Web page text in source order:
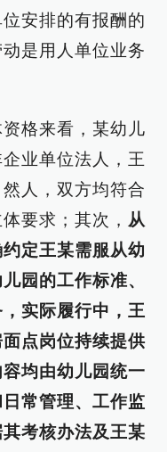
安排的有报酬的
是用人单位业务
格来看，某幼儿
业单位法人，王
人，双方均符合
要求；其次， 从
定王某需服从幼
园的工作标准、
实际履行中，王
点岗位持续提供
均由幼儿园统一
常管理、工作监
考核办法及王某